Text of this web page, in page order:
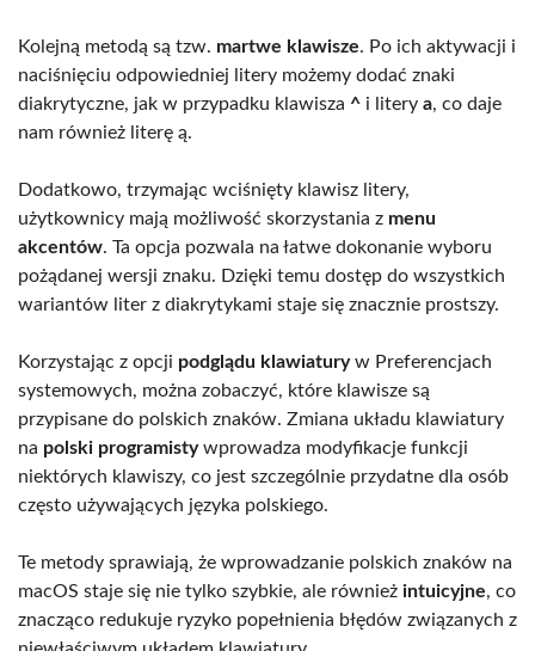
Kolejną metodą są tzw. martwe klawisze. Po ich aktywacji i
naciśnięciu odpowiedniej litery możemy dodać znaki
diakrytyczne, jak w przypadku klawisza ^ i litery a, co daje
nam również literę ą.
Dodatkowo, trzymając wciśnięty klawisz litery,
użytkownicy mają możliwość skorzystania z menu
akcentów. Ta opcja pozwala na łatwe dokonanie wyboru
pożądanej wersji znaku. Dzięki temu dostęp do wszystkich
wariantów liter z diakrytykami staje się znacznie prostszy.
Korzystając z opcji podglądu klawiaturyw Preferencjach
systemowych, można zobaczyć, które klawisze są
przypisane do polskich znaków. Zmiana układu klawiatury
na polski programistywprowadza modyfikacje funkcji
niektórych klawiszy, co jest szczególnie przydatne dla osób
często używających języka polskiego.
Te metody sprawiają, że wprowadzanie polskich znaków na
macOS staje się nie tylko szybkie, ale również intuicyjne, co
znacząco redukuje ryzyko popełnienia błędów związanych z